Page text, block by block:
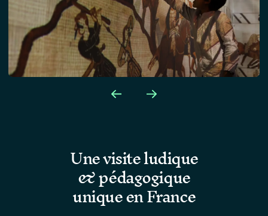
Une visite ludique
& pédagogique
unique en France